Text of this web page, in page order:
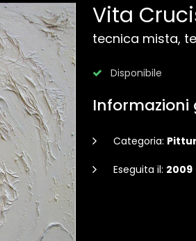
Vita
tecnica mista,
Disponibile
Informazioni
Categoria:
Eseguita il: 2009